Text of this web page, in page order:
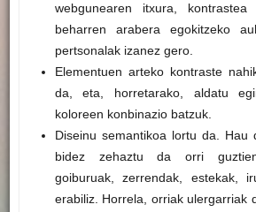
webgunearen itxura,
beharren arabera egokitzeko
pertsonalak izanez gero.
Elementuen arteko kontraste
da, eta, horretarako, aldatu
koloreen konbinazio batzuk.
Diseinu semantikoa lortu da. Hau
bidez zehaztu da orri
goiburuak, zerrendak, estekak,
erabiliz. Horrela, orriak ulergarriak